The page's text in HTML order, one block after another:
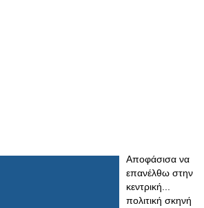
Αποφάσισα να
επανέλθω στην
κεντρική...
πολιτική σκηνή